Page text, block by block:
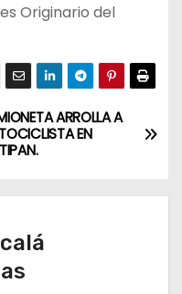
Originario del
ARROLLA A
EN